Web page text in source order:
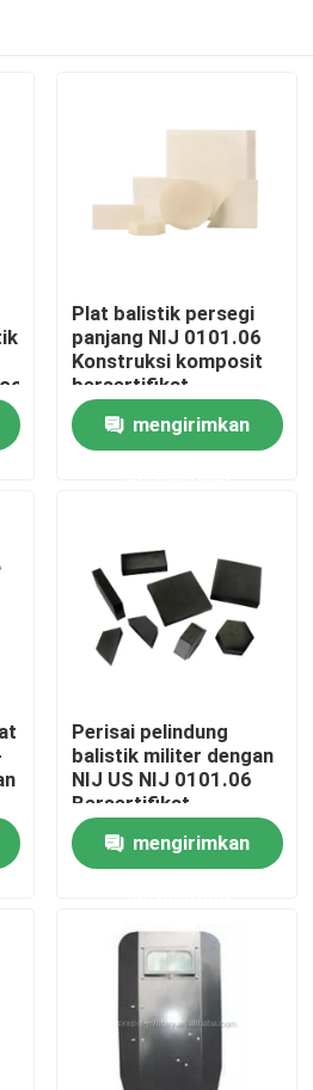
militer
Plat balistik persegi
panjang NIJ 0101.06
Konstruksi komposit
bersertifikat
mengirimkan
Perisai pelindung
balistik militer dengan
NIJ US NIJ 0101.06
Bersertifikat
mengirimkan